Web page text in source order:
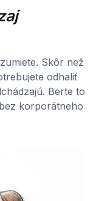
Skôr než
odhaliť
Berte to
korporátneho